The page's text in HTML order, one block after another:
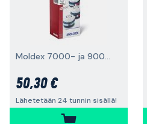
Moldex 7000- ja 9000 -sarjojen maskeille, 2 kpl (pari)
50,30 €
Lähetetään 24 tunnin sisällä!